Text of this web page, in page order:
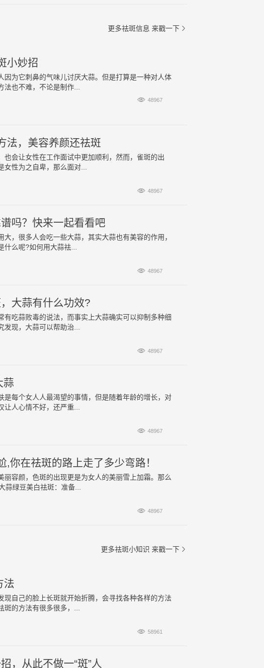
更多祛斑信息 来戳一下 
小妙招
为它刺鼻的气味儿讨厌大蒜。但是打算是一种对人体
法也不难，不论是制作...
 48967
法，美容养颜还祛斑
会让女性在工作面试中更加顺利，然而，雀斑的出
女性为之自卑，那么面对...
 48967
吗？快来一起看看吧
，很多人会吃一些大蒜，其实大蒜也有美容的作用，
什么呢?如何用大蒜祛...
 48967
大蒜有什么功效?
吃蒜败毒的说法，而事实上大蒜确实可以抑制多种细
发现，大蒜可以帮助治...
 48967
蒜
每个女人人最渴望的事情，但是随着年龄的增长，对
让人心情不好，还严重...
 48967
你在祛斑的路上走了多少弯路！
容颜，色斑的出现更是为女人的美丽雪上加霜。那么
蒜绿豆美白祛斑：准备...
 48967
更多祛斑小知识 来戳一下 
法
自己的脸上长斑就开始折腾，会寻找各种各样的方法
斑的方法有很多很多，...
 58961
，从此不做一“斑”人